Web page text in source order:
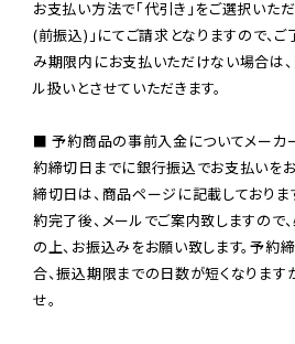
お支払い方法で「代引き」をご選択いた
(前振込)」にてご請求となりますので、ご
み期限内にお支払いただけない場合は
ル扱いとさせていただきます。
■ 予約商品の事前入金についてメーカ
約締切日までに銀行振込でお支払いを
締切日は、商品ページに記載しておりま
約完了後、メールでご案内致しますので
の上、お振込みをお願い致します。予
合、振込期限までの日数が短くなります
せ。